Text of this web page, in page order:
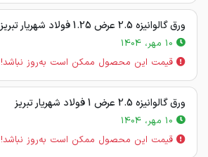
ورق گالوانیزه 2.5 عرض 1.25 فولاد شهریار تبریز
قیمت این محصول ممکن است به‌روز نباشد!
ورق گالوانیزه 2.5 عرض 1 فولاد شهریار تبریز
قیمت این محصول ممکن است به‌روز نباشد!